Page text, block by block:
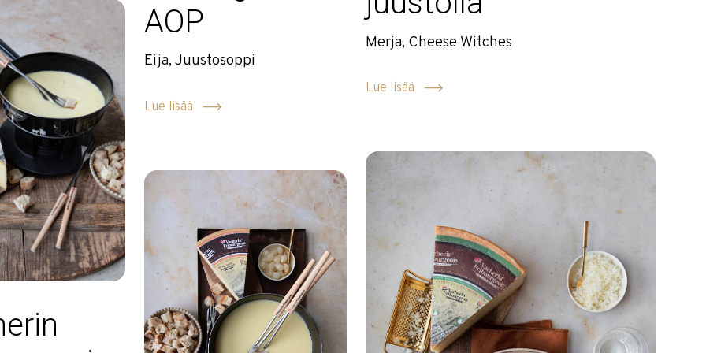
AOP
Eija, Juustosoppi
Lue lisää
Merja, Cheese Witches
Lue lisää